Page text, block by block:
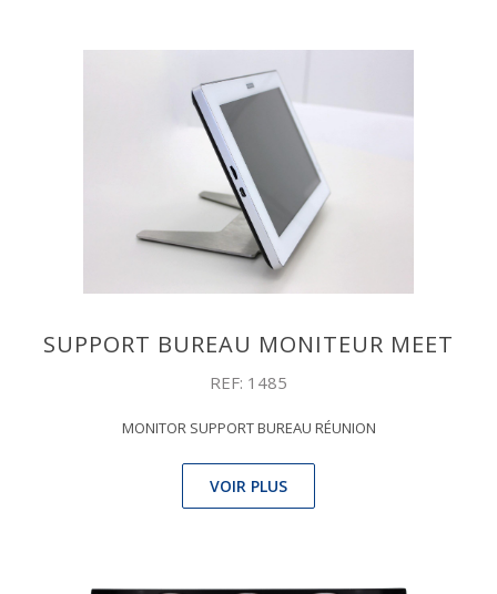
SUPPORT BUREAU MONITEUR MEET
REF: 1485
MONITOR SUPPORT BUREAU RÉUNION
VOIR PLUS